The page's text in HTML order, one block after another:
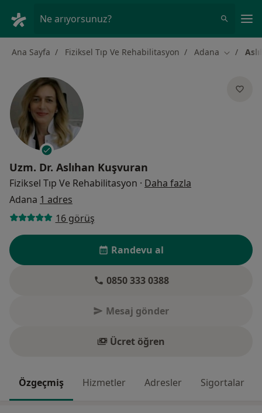
Ne arıyorsunuz?
Ana Sayfa Fiziksel Tıp Ve Rehabilitasyon Adana Şehir
Uzm. Dr. Aslıhan Kuşvuran
Fiziksel Tıp Ve Rehabilitasyon · Daha fazla
Adana 1 adres
16 görüş
Randevu al
0850 333 0388
Mesaj gönder
Ücret öğren
Özgeçmiş Hizmetler Adresler Sigortalar